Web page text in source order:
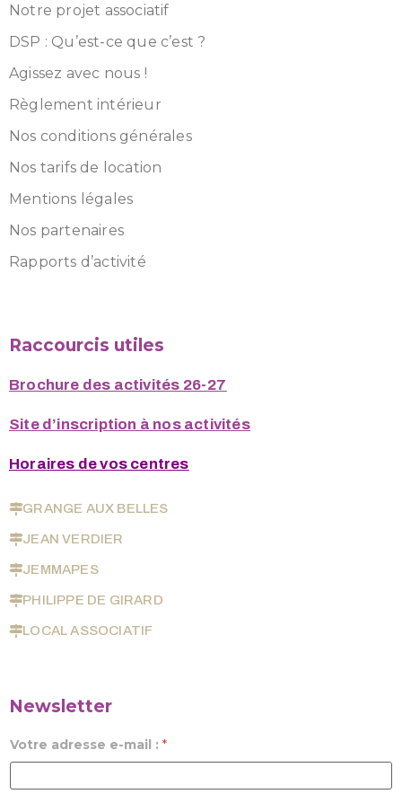
Notre projet associatif
DSP : Qu’est-ce que c’est ?
Agissez avec nous !
Règlement intérieur
Nos conditions générales
Nos tarifs de location
Mentions légales
Nos partenaires
Rapports d’activité
Raccourcis utiles
Brochure des activités 26-27
Site d’inscription à nos activités
Horaires de vos centres
GRANGE AUX BELLES
JEAN VERDIER
JEMMAPES
PHILIPPE DE GIRARD
LOCAL ASSOCIATIF
Newsletter
Votre adresse e-mail : *